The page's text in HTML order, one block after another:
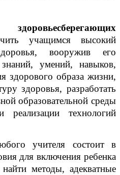
учащимся высокий
вооружив его
умений, навыков,
здорового образа жизни,
здоровья, разработать
образовательной среды
технологий
учителя состоит в
для включения ребенка
методы, адекватные